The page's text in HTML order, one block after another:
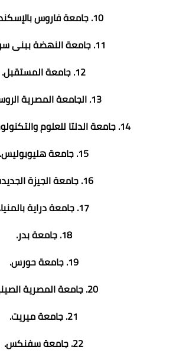
10. جامعة فاروس بالإسكندرية.
11. جامعة النهضة ببنى سويف.
12. جامعة المستقبل.
13. الجامعة المصرية الروسية.
14. جامعة الدلتا للعلوم والتكنولوجيا بجمصة.
15. جامعة هليوبوليس.
16. جامعة الجيزة الجديدة.
17. جامعة دراية بالمنيا.
18. جامعة بدر.
19. جامعة حورس.
20. جامعة المصرية الصينية.
21. جامعة ميريت.
22. جامعة سفنكس.